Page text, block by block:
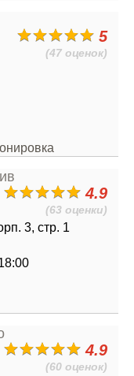
5
(47 оценок)
4.9
(63 оценки)
3, стр. 1
4.9
(60 оценок)